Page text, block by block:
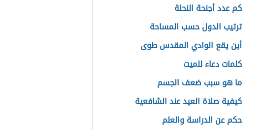
كم عدد أجنحة النحلة
ترتيب الدول حسب المساحة
أين يقع الوادي المقدس طوى
كلمات دعاء للميت
ما هو سبب ضعف الجسم
كيفية صلاة العيد عند الشافعية
حكم عن الدراسة والعلم